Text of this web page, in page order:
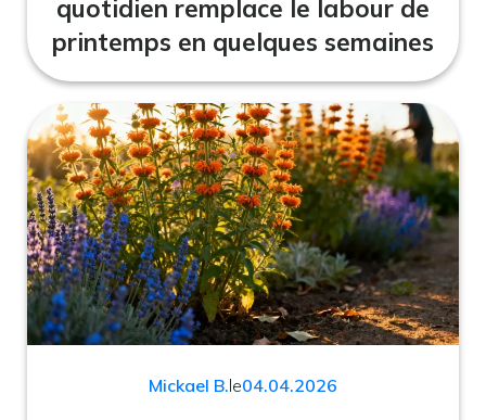
quotidien remplace le labour de
printemps en quelques semaines
Mickael B.le04.04.2026